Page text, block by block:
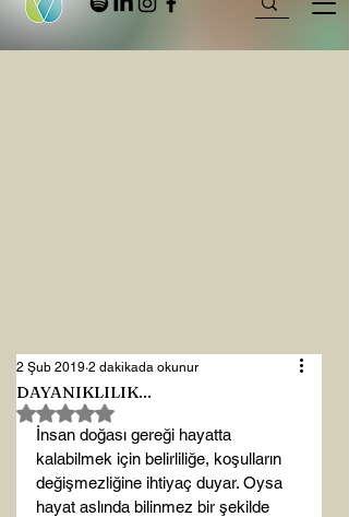
DAYANIKLILIK...
2 Şub 2019 2 dakikada okunur
5 üzerinden NaN yıldız
İnsan doğası gereği hayatta
kalabilmek için belirliliğe, koşulların
değişmezliğine ihtiyaç duyar. Oysa
hayat aslında bilinmez bir şekilde